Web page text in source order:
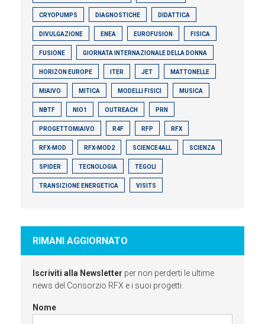
CRYOPUMPS DIAGNOSTICHE DIDATTICA
DIVULGAZIONE ENEA EUROFUSION FISICA
FUSIONE GIORNATA INTERNAZIONALE DELLA DONNA
HORIZON EUROPE ITER JET MATTONELLE
MIAIVO MITICA MODELLI FISICI MUSICA
NBTF NIO1 OUTREACH PRN
PROGETTOMIAIVO R4F RFP RFX
RFX-MOD RFX-MOD2 SCIENCE4ALL SCIENZA
SPIDER TECNOLOGIA TEGOLI
TRANSIZIONE ENERGETICA VISITS
RIMANI AGGIORNATO
Iscriviti alla Newsletter per non perderti le ultime
news del Consorzio RFX e i suoi progetti.
Nome